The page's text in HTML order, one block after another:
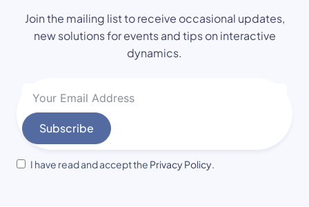
Join the mailing list to receive occasional updates,
new solutions for events and tips on interactive
dynamics.
Subscribe
I have read and accept the Privacy Policy.